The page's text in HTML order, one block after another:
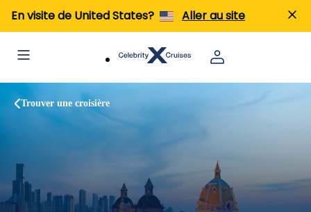
En visite de United States? Aller au site
Trouver une croisière